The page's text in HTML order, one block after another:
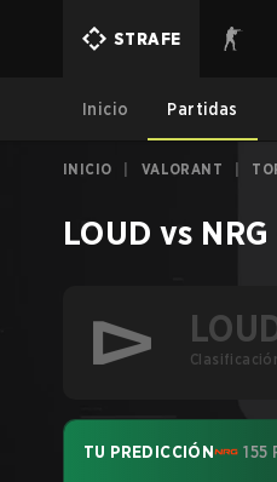
STRAFE
Inicio Partidas
INICIO VALORANT
LOUD vs NRG
TU PREDICCIÓN 155